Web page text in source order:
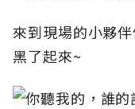
來到現場的小夥
黑了起來~